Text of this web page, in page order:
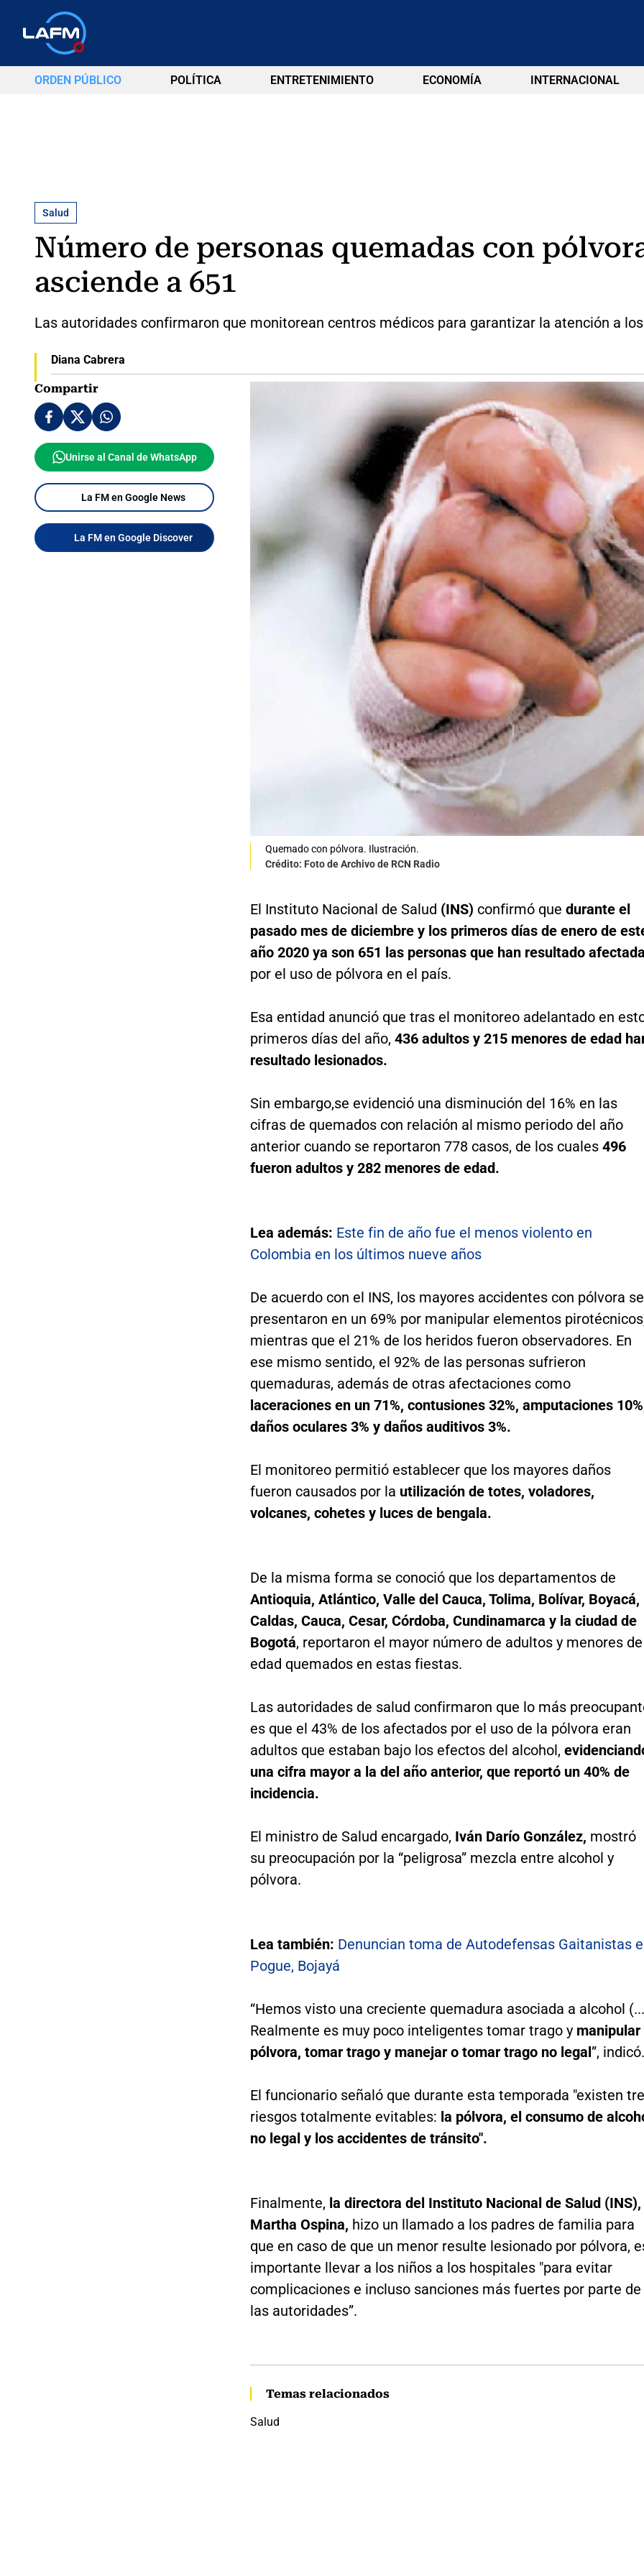
ORDEN PÚBLICO POLÍTICA ENTRETENIMIENTO ECONOMÍA INTERNACIONAL
Salud
Número de personas quemadas con
asciende a 651
Las autoridades confirmaron que monitorean centros médicos para garantizar la atención a
Diana Cabrera
Compartir
Unirse al Canal de WhatsApp
La FM en Google News
La FM en Google Discover
Quemado con pólvora. Ilustración.
Crédito: Foto de Archivo de RCN Radio
El Instituto Nacional de Salud (INS) confirmó que durante el
pasado mes de diciembre y los primeros días de enero de
año 2020 ya son 651 las personas que han resultado
por el uso de pólvora en el país.
Esa entidad anunció que tras el monitoreo adelantado en
primeros días del año, 436 adultos y 215 menores de edad
resultado lesionados.
Sin embargo,se evidenció una disminución del 16% en las
cifras de quemados con relación al mismo periodo del año
anterior cuando se reportaron 778 casos, de los cuales 496
fueron adultos y 282 menores de edad.
Lea además: Este fin de año fue el menos violento en
Colombia en los últimos nueve años
De acuerdo con el INS, los mayores accidentes con pólvora se
presentaron en un 69% por manipular elementos
mientras que el 21% de los heridos fueron observadores. En
ese mismo sentido, el 92% de las personas sufrieron
quemaduras, además de otras afectaciones como
laceraciones en un 71%, contusiones 32%, amputaciones
daños oculares 3% y daños auditivos 3%.
El monitoreo permitió establecer que los mayores daños
fueron causados por la utilización de totes, voladores,
volcanes, cohetes y luces de bengala.
De la misma forma se conoció que los departamentos de
Antioquia, Atlántico, Valle del Cauca, Tolima, Bolívar, Boyacá,
Caldas, Cauca, Cesar, Córdoba, Cundinamarca y la ciudad de
Bogotá, reportaron el mayor número de adultos y menores de
edad quemados en estas fiestas.
Las autoridades de salud confirmaron que lo más
es que el 43% de los afectados por el uso de la pólvora eran
adultos que estaban bajo los efectos del alcohol,
una cifra mayor a la del año anterior, que reportó un 40% de
incidencia.
El ministro de Salud encargado, Iván Darío González, mostró
su preocupación por la “peligrosa” mezcla entre alcohol y
pólvora.
Lea también: Denuncian toma de Autodefensas Gaitanistas
Pogue, Bojayá
“Hemos visto una creciente quemadura asociada a alcohol
Realmente es muy poco inteligentes tomar trago y manipular
pólvora, tomar trago y manejar o tomar trago no legal”, indicó.
El funcionario señaló que durante esta temporada "existen
riesgos totalmente evitables: la pólvora, el consumo de
no legal y los accidentes de tránsito".
Finalmente, la directora del Instituto Nacional de Salud (INS),
Martha Ospina, hizo un llamado a los padres de familia para
que en caso de que un menor resulte lesionado por pólvora,
importante llevar a los niños a los hospitales "para evitar
complicaciones e incluso sanciones más fuertes por parte de
las autoridades”.
Temas relacionados
Salud